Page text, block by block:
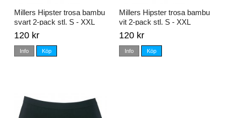
Millers Hipster trosa bambu
svart 2-pack stl. S - XXL
120 kr
Info Köp
Millers Hipster trosa bambu
vit 2-pack stl. S - XXL
120 kr
Info Köp